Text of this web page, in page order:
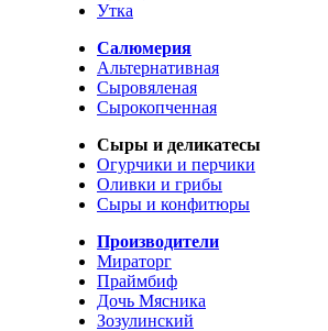
Утка
Салюмерия
Альтернативная
Сыровяленая
Сырокопченная
Сыры и деликатесы
Огурчики и перчики
Оливки и грибы
Сыры и конфитюры
Производители
Мираторг
Праймбиф
Дочь Мясника
Зозулинский